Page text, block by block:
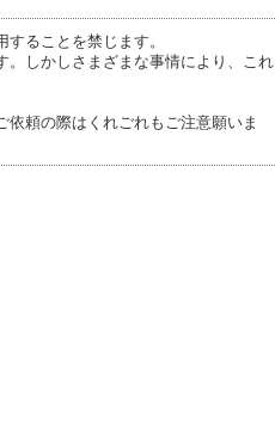
ることを禁じます。
。しかしさまざまな事情により、これ
頼の際はくれごれもご注意願いま